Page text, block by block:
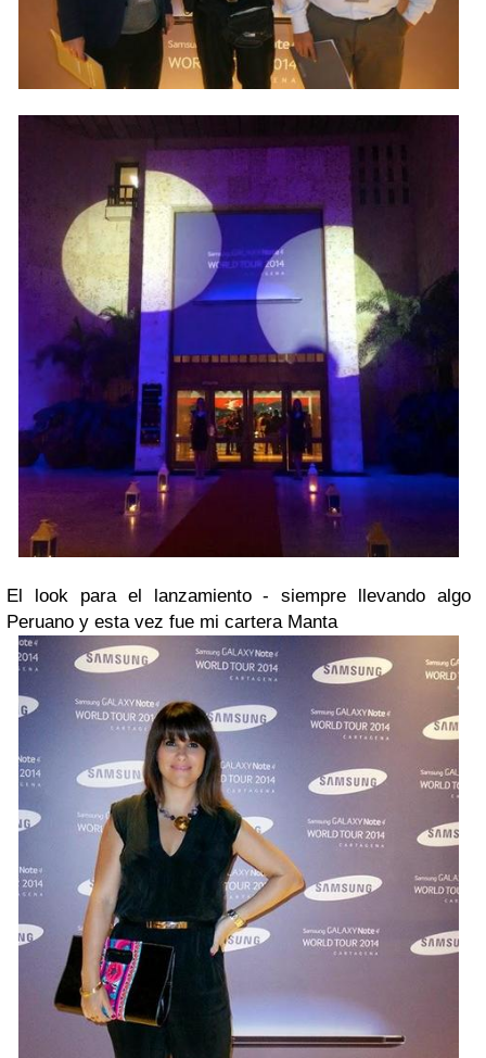
El look para el lanzamiento - siempre llevando algo
Peruano y esta vez fue mi cartera Manta